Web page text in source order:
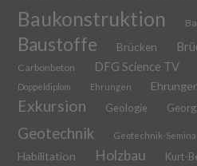
Baukonstruktion
Baustoffe Brücken
Carbonbeton DFG Science TV
Doppeldiplom Ehrungen
Exkursion Geologie
Geotechnik Geotechnik-
Habilitation Holzbau Kurt-